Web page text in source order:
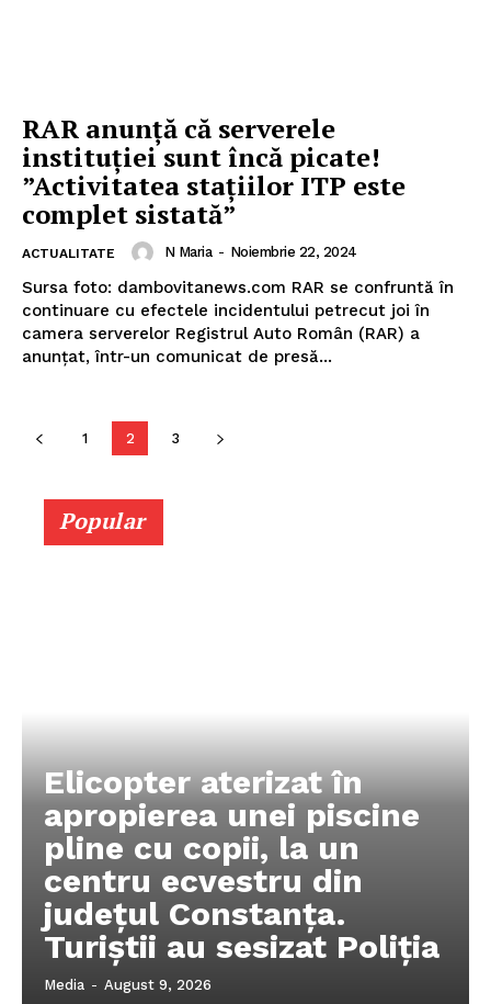
RAR anunță că serverele
instituției sunt încă picate!
”Activitatea stațiilor ITP este
complet sistată”
ACTUALITATE N Maria - Noiembrie 22, 2024
Sursa foto: dambovitanews.com RAR se confruntă în
continuare cu efectele incidentului petrecut joi în
camera serverelor Registrul Auto Român (RAR) a
anunțat, într-un comunicat de presă...
1 2 3
Popular
Elicopter aterizat în
apropierea unei piscine
pline cu copii, la un
centru ecvestru din
județul Constanța.
Turiștii au sesizat Poliția
Media - August 9, 2026